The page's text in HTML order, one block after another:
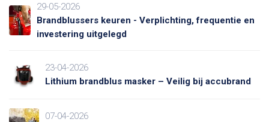
29-05-2026
Brandblussers keuren - Verplichting, frequentie en
investering uitgelegd
23-04-2026
Lithium brandblus masker – Veilig bij accubrand
07-04-2026